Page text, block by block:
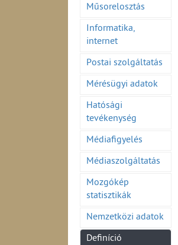
Műsorelosztás
Informatika,
internet
Postai szolgáltatás
Mérésügyi adatok
Hatósági
tevékenység
Médiafigyelés
Médiaszolgáltatás
Mozgókép
statisztikák
Nemzetközi adatok
Definíció